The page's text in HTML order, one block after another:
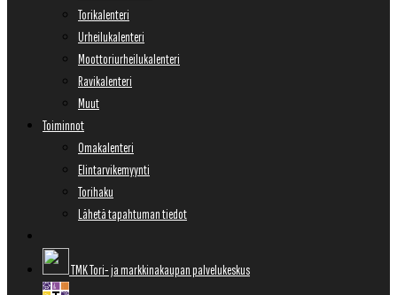
Torikalenteri
Urheilukalenteri
Moottoriurheilukalenteri
Ravikalenteri
Muut
Toiminnot
Omakalenteri
Elintarvikemyynti
Torihaku
Lähetä tapahtuman tiedot
TMK Tori- ja markkinakaupan palvelukeskus